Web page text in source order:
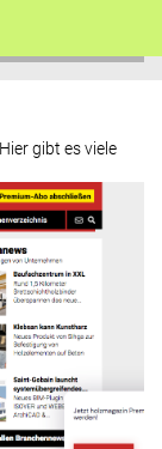
gibt es viele